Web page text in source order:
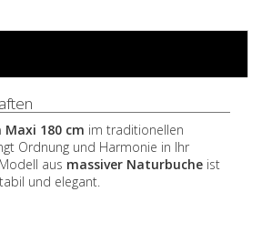
Maxi 180 cm im traditionellen
Ordnung und Harmonie in Ihr
aus massiver Naturbuche ist
und elegant.